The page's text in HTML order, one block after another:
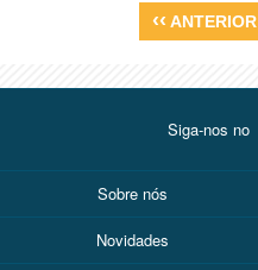
‹‹ ANTERIOR
Siga-nos no
Sobre nós
Novidades